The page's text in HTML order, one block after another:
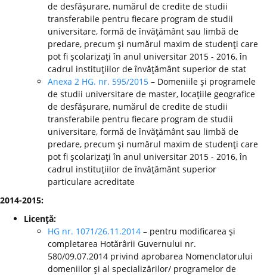
de desfăşurare, numărul de credite de studii
transferabile pentru fiecare program de studii
universitare, formă de învăţământ sau limbă de
predare, precum şi numărul maxim de studenţi care
pot fi şcolarizaţi în anul universitar 2015 - 2016, în
cadrul instituţiilor de învăţământ superior de stat
Anexa 2 HG. nr. 595/2015 – Domeniile şi programele
de studii universitare de master, locaţiile geografice
de desfăşurare, numărul de credite de studii
transferabile pentru fiecare program de studii
universitare, formă de învăţământ sau limbă de
predare, precum şi numărul maxim de studenţi care
pot fi şcolarizaţi în anul universitar 2015 - 2016, în
cadrul instituţiilor de învăţământ superior
particulare acreditate
2014-2015:
Licenţă:
HG nr. 1071/26.11.2014 – pentru modificarea şi
completarea Hotărârii Guvernului nr.
580/09.07.2014 privind aprobarea Nomenclatorului
domeniilor şi al specializărilor/ programelor de